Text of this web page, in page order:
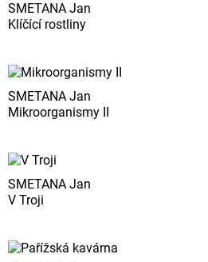
SMETANA Jan
Klíčící rostliny
SMETANA Jan
Mikroorganismy II
SMETANA Jan
V Troji